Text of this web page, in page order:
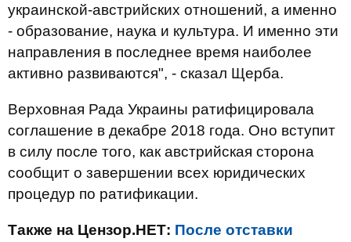
украинской-австрийских отношений, а именно
- образование, наука и культура. И именно эти
направления в последнее время наиболее
активно развиваются", - сказал Щерба.
Верховная Рада Украины ратифицировала
соглашение в декабре 2018 года. Оно вступит
в силу после того, как австрийская сторона
сообщит о завершении всех юридических
процедур по ратификации.
Также на Цензор.НЕТ: После отставки